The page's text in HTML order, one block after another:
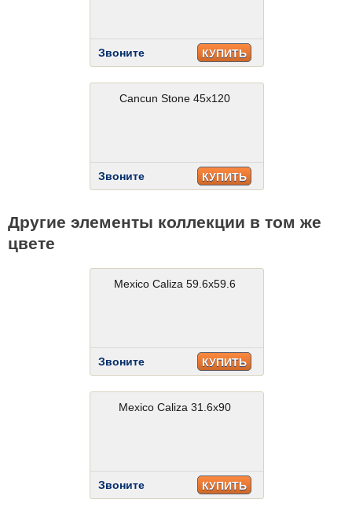
Звоните КУПИТЬ
Cancun Stone 45x120
Звоните КУПИТЬ
Другие элементы коллекции в том же
цвете
Mexico Caliza 59.6x59.6
Звоните КУПИТЬ
Mexico Caliza 31.6x90
Звоните КУПИТЬ